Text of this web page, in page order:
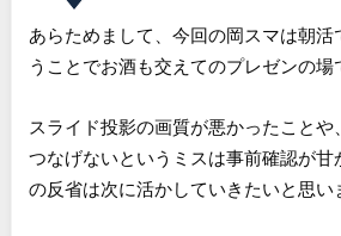
あらためまして、今回の岡スマは朝活
うことでお酒も交えてのプレゼンの場
スライド投影の画質が悪かったことや
つなげないというミスは事前確認が甘
の反省は次に活かしていきたいと思い